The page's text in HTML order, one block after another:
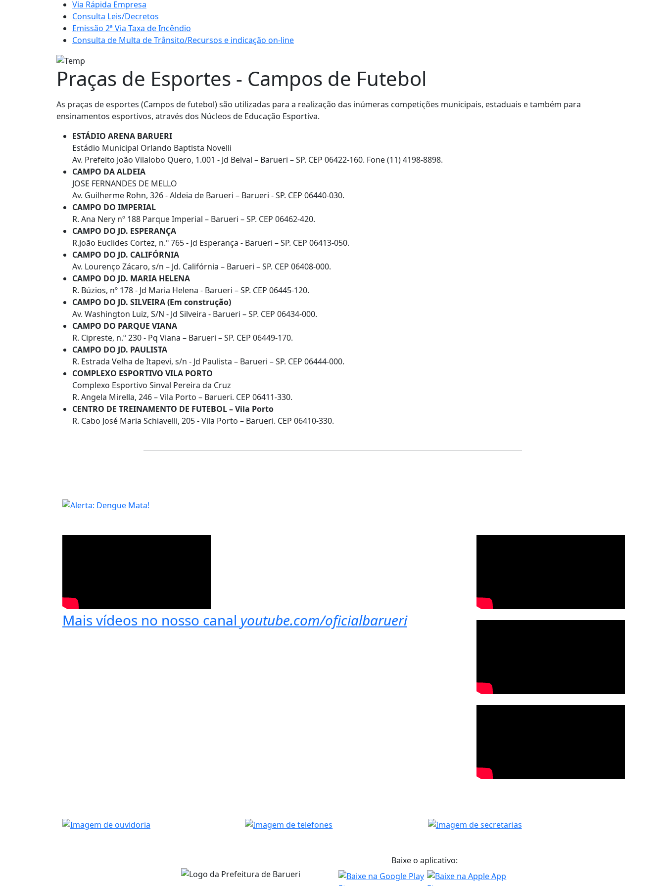
Via Rápida Empresa
Consulta Leis/Decretos
Emissão 2ª Via Taxa de Incêndio
Consulta de Multa de Trânsito/Recursos e indicação on-line
Praças de Esportes - Campos de Futebol
As praças de esportes (Campos de futebol) são utilizadas para a realização das inúmeras competições municipais, estaduais e também para
ensinamentos esportivos, através dos Núcleos de Educação Esportiva.
ESTÁDIO ARENA BARUERI
Estádio Municipal Orlando Baptista Novelli
Av. Prefeito João Vilalobo Quero, 1.001 - Jd Belval – Barueri – SP. CEP 06422-160. Fone (11) 4198-8898.
CAMPO DA ALDEIA
JOSE FERNANDES DE MELLO
Av. Guilherme Rohn, 326 - Aldeia de Barueri – Barueri - SP. CEP 06440-030.
CAMPO DO IMPERIAL
R. Ana Nery nº 188 Parque Imperial – Barueri – SP. CEP 06462-420.
CAMPO DO JD. ESPERANÇA
R.João Euclides Cortez, n.º 765 - Jd Esperança - Barueri – SP. CEP 06413-050.
CAMPO DO JD. CALIFÓRNIA
Av. Lourenço Zácaro, s/n – Jd. Califórnia – Barueri – SP. CEP 06408-000.
CAMPO DO JD. MARIA HELENA
R. Búzios, nº 178 - Jd Maria Helena - Barueri – SP. CEP 06445-120.
CAMPO DO JD. SILVEIRA (Em construção)
Av. Washington Luiz, S/N - Jd Silveira - Barueri – SP. CEP 06434-000.
CAMPO DO PARQUE VIANA
R. Cipreste, n.º 230 - Pq Viana – Barueri – SP. CEP 06449-170.
CAMPO DO JD. PAULISTA
R. Estrada Velha de Itapevi, s/n - Jd Paulista – Barueri – SP. CEP 06444-000.
COMPLEXO ESPORTIVO VILA PORTO
Complexo Esportivo Sinval Pereira da Cruz
R. Angela Mirella, 246 – Vila Porto – Barueri. CEP 06411-330.
CENTRO DE TREINAMENTO DE FUTEBOL – Vila Porto
R. Cabo José Maria Schiavelli, 205 - Vila Porto – Barueri. CEP 06410-330.
Mais vídeos no nosso canal youtube.com/oficialbarueri
Baixe o aplicativo: